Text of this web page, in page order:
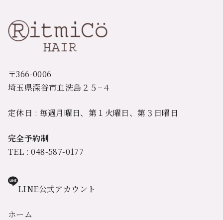
〒366-0006
埼玉県深谷市血洗島２５−４
定休日 : 毎週月曜日、第１火曜日、第３日曜日
完全予約制
TEL : 048-587-0177
LINE公式アカウント
ホーム